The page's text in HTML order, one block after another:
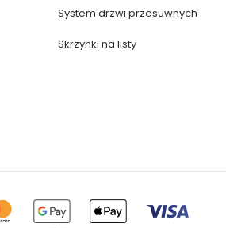
System drzwi przesuwnych
Skrzynki na listy